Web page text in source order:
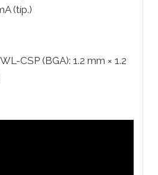
(típ.)
CSP (BGA): 1.2 mm × 1.2